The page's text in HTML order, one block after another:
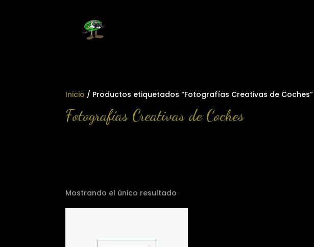
Inicio / Productos etiquetados “Fotografías Creativas de Coches”
Fotografías Creativas de Coches
Mostrando el único resultado